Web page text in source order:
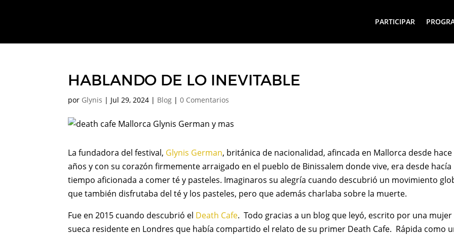
PARTICIPAR
HABLANDO DE LO INEVITABLE
por Glynis | Jul 29, 2024 | Blog |0 Comentarios
La fundadora del festival, Glynis German, británica de nacionalidad, afincada en Mallorca desde hace
años y con su corazón firmemente arraigado en el pueblo de Binissalem donde vive, era desde hacía
tiempo aficionada a comer té y pasteles. Imaginaros su alegría cuando descubrió un movimiento
que también disfrutaba del té y los pasteles, pero que además charlaba sobre la muerte.
Fue en 2015 cuando descubrió el Death Cafe. Todo gracias a un blog que leyó, escrito por una mujer
sueca residente en Londres que había compartido el relato de su primer Death Cafe. Rápida como